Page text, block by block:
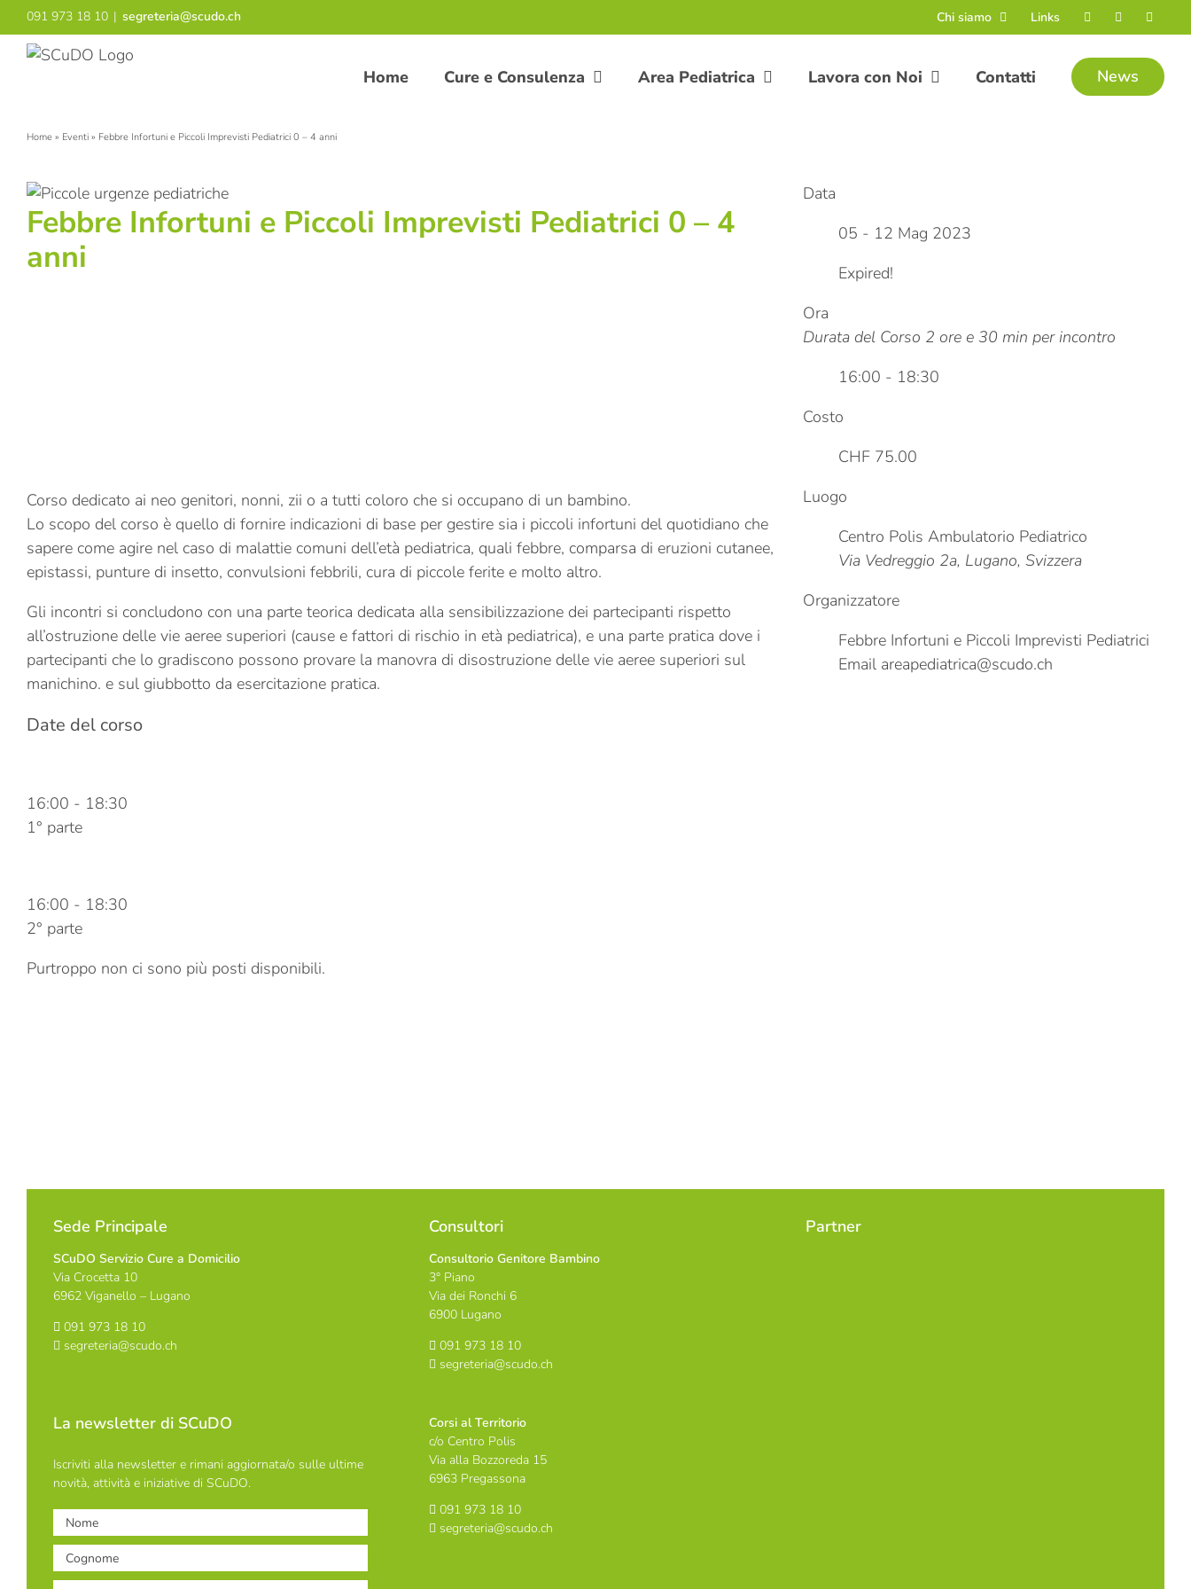
Salta
al
contenuto
091 973 18 10 | segreteria@scudo.ch Chi siamo Links
Home Cure e Consulenza Area Pediatrica Lavora con Noi Contatti News
Home » Eventi » Febbre Infortuni e Piccoli Imprevisti Pediatrici 0 – 4 anni
Febbre Infortuni e Piccoli Imprevisti Pediatrici 0 – 4
anni
Corso dedicato ai neo genitori, nonni, zii o a tutti coloro che si occupano di un bambino.
Lo scopo del corso è quello di fornire indicazioni di base per gestire sia i piccoli infortuni del quotidiano che
sapere come agire nel caso di malattie comuni dell’età pediatrica, quali febbre, comparsa di eruzioni cutanee,
epistassi, punture di insetto, convulsioni febbrili, cura di piccole ferite e molto altro.
Gli incontri si concludono con una parte teorica dedicata alla sensibilizzazione dei partecipanti rispetto
all’ostruzione delle vie aeree superiori (cause e fattori di rischio in età pediatrica), e una parte pratica dove i
partecipanti che lo gradiscono possono provare la manovra di disostruzione delle vie aeree superiori sul
manichino. e sul giubbotto da esercitazione pratica.
Date del corso
16:00 - 18:30
1° parte
16:00 - 18:30
2° parte
Purtroppo non ci sono più posti disponibili.
Data
05 - 12 Mag 2023
Expired!
Ora
Durata del Corso 2 ore e 30 min per incontro
16:00 - 18:30
Costo
CHF 75.00
Luogo
Centro Polis Ambulatorio Pediatrico
Via Vedreggio 2a, Lugano, Svizzera
Organizzatore
Febbre Infortuni e Piccoli Imprevisti Pediatrici
Email areapediatrica@scudo.ch
Sede Principale
SCuDO Servizio Cure a Domicilio
Via Crocetta 10
6962 Viganello – Lugano
091 973 18 10
segreteria@scudo.ch
La newsletter di SCuDO
Iscriviti alla newsletter e rimani aggiornata/o sulle ultime
novità, attività e iniziative di SCuDO.
Consultori
Consultorio Genitore Bambino
3° Piano
Via dei Ronchi 6
6900 Lugano
091 973 18 10
segreteria@scudo.ch
Corsi al Territorio
c/o Centro Polis
Via alla Bozzoreda 15
6963 Pregassona
091 973 18 10
segreteria@scudo.ch
Partner